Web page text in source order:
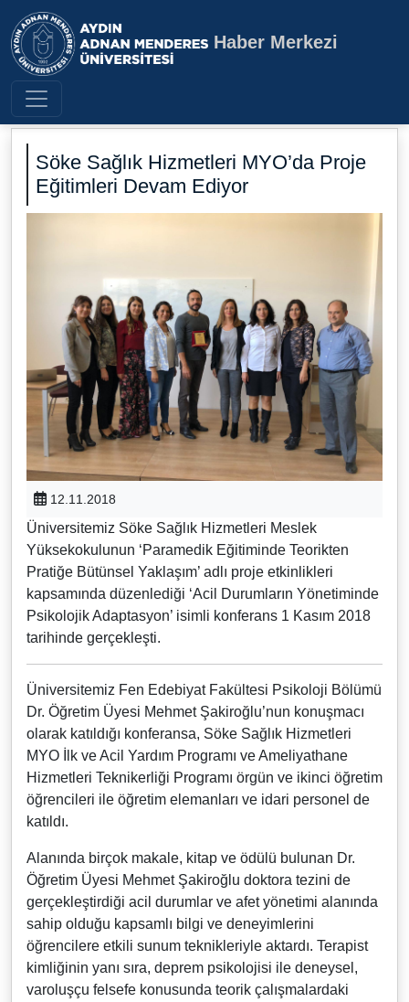
Aydın Adnan Menderes
Haber Merkezi
Söke Sağlık Hizmetleri MYO’da Proje
Eğitimleri Devam Ediyor
12.11.2018
Üniversitemiz Söke Sağlık Hizmetleri Meslek
Yüksekokulunun ‘Paramedik Eğitiminde Teorikten
Pratiğe Bütünsel Yaklaşım’ adlı proje etkinlikleri
kapsamında düzenlediği ‘Acil Durumların Yönetiminde
Psikolojik Adaptasyon’ isimli konferans 1 Kasım 2018
tarihinde gerçekleşti.
Üniversitemiz Fen Edebiyat Fakültesi Psikoloji Bölümü
Dr. Öğretim Üyesi Mehmet Şakiroğlu’nun konuşmacı
olarak katıldığı konferansa, Söke Sağlık Hizmetleri
MYO İlk ve Acil Yardım Programı ve Ameliyathane
Hizmetleri Teknikerliği Programı örgün ve ikinci öğretim
öğrencileri ile öğretim elemanları ve idari personel de
katıldı.
Alanında birçok makale, kitap ve ödülü bulunan Dr.
Öğretim Üyesi Mehmet Şakiroğlu doktora tezini de
gerçekleştirdiği acil durumlar ve afet yönetimi alanında
sahip olduğu kapsamlı bilgi ve deneyimlerini
öğrencilere etkili sunum teknikleriyle aktardı. Terapist
kimliğinin yanı sıra, deprem psikolojisi ile deneysel,
varoluşçu felsefe konusunda teorik çalışmalardaki